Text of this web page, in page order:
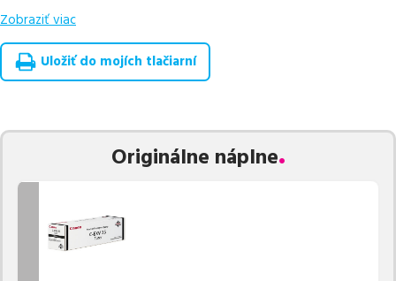
Z uvedeného množstva dostupných náplní
náplnev počte2ks.
Celá táto certifikovaná ponuka, spĺňajúca normy ISO 9001 a 14001,
Vieme, že pri nákupe zohráva dôležitú úlohu aj dostupnosť. Preto
pravidelne naskladňovať produkty, aby boli ihneď k
dispozícii na odoslanie.
Ak si pri výbere nie ste istí, ktoré riešenie je pre vaše potreby
najvhodnejšie, alebo máte akékoľvek ďalšie otázky, môžete sa na
Zobraziť viac
Uložiť do mojích tlačiarní
Originálne náplne